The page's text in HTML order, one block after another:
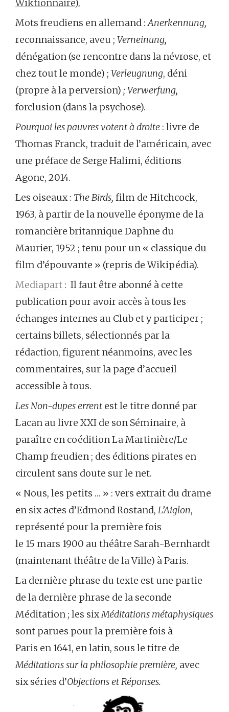
Wiktionnaire).
Mots freudiens en allemand :Anerkennung,
reconnaissance, aveu ; Verneinung,
dénégation (se rencontre dans la névrose, et
chez tout le monde) ; Verleugnung, déni
(propre à la perversion) ; Verwerfung,
forclusion (dans la psychose).
Pourquoi les pauvres votent à droite : livre de
Thomas Franck, traduit de l’américain, avec
une préface de Serge Halimi, éditions
Agone, 2014.
Les oiseaux : The Birds, film de Hitchcock,
1963, à partir de la nouvelle éponyme de la
romancière britannique Daphne du
Maurier, 1952 ; tenu pour un « classique du
film d’épouvante » (repris de Wikipédia).
Mediapart : Il faut être abonné à cette
publication pour avoir accès à tous les
échanges internes au Club et y participer ;
certains billets, sélectionnés par la
rédaction, figurent néanmoins, avec les
commentaires, sur la page d’accueil
accessible à tous.
Les Non-dupes errent est le titre donné par
Lacan au livre XXI de son Séminaire, à
paraître en coédition La Martinière/Le
Champ freudien ; des éditions pirates en
circulent sans doute sur le net.
« Nous, les petits … » : vers extrait du drame
en six actes d’Edmond Rostand, L’Aiglon,
représenté pour la première fois
le 15 mars 1900 au théâtre Sarah-Bernhardt
(maintenant théâtre de la Ville) à Paris.
La dernière phrase du texte est une partie
de la dernière phrase de la seconde
Méditation ; les sixMéditations métaphysiques
sont parues pour la première fois à
Paris en 1641, en latin, sous le titre de
Méditations sur la philosophie première, avec
six séries d’Objections et Réponses.